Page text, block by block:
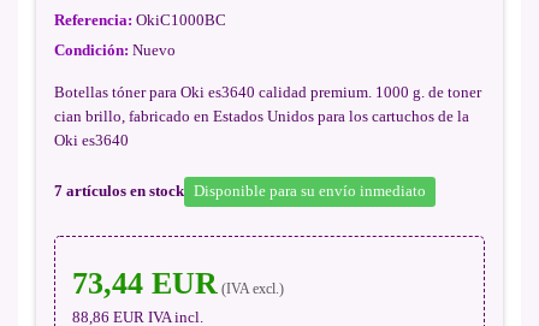
Referencia: OkiC1000BC
Condición: Nuevo
Botellas tóner para Oki es3640 calidad premium. 1000 g. de toner
cian brillo, fabricado en Estados Unidos para los cartuchos de la
Oki es3640
7 artículos en stock Disponible para su envío inmediato
73,44 EUR (IVA excl.)
88,86 EUR IVA incl.